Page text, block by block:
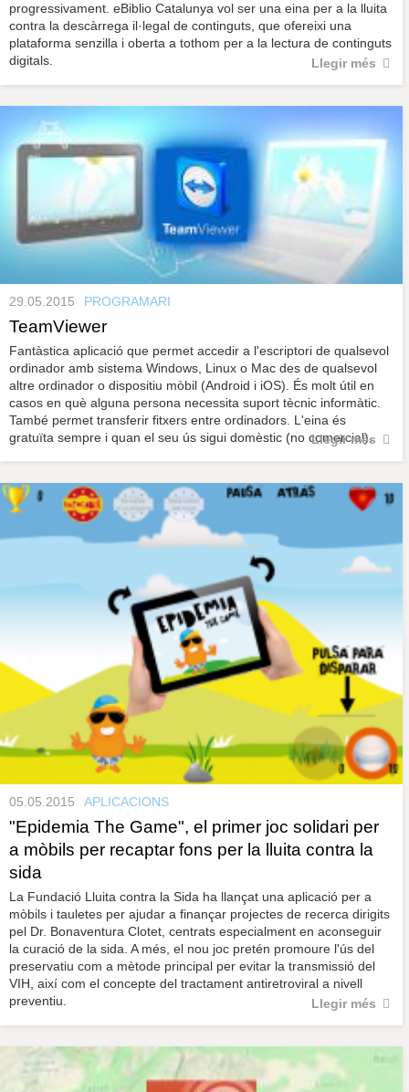
progressivament. eBiblio Catalunya vol ser una eina per a la lluita
contra la descàrrega il·legal de continguts, que ofereixi una
plataforma senzilla i oberta a tothom per a la lectura de continguts
digitals.
Llegir més
29.05.2015 PROGRAMARI
TeamViewer
Fantàstica aplicació que permet accedir a l'escriptori de qualsevol
ordinador amb sistema Windows, Linux o Mac des de qualsevol
altre ordinador o dispositiu mòbil (Android i iOS). És molt útil en
casos en què alguna persona necessita suport tècnic informàtic.
També permet transferir fitxers entre ordinadors. L'eina és
gratuïta sempre i quan el seu ús sigui domèstic (no comercial).
Llegir més
05.05.2015 APLICACIONS
"Epidemia The Game", el primer joc solidari per
a mòbils per recaptar fons per la lluita contra la
sida
La Fundació Lluita contra la Sida ha llançat una aplicació per a
mòbils i tauletes per ajudar a finançar projectes de recerca dirigits
pel Dr. Bonaventura Clotet, centrats especialment en aconseguir
la curació de la sida. A més, el nou joc pretén promoure l'ús del
preservatiu com a mètode principal per evitar la transmissió del
VIH, així com el concepte del tractament antiretroviral a nivell
preventiu.
Llegir més